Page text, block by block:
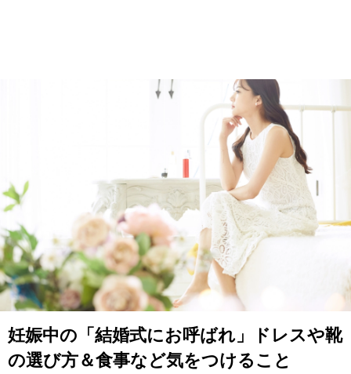
妊娠中の「結婚式にお呼ばれ」ドレスや靴
の選び方＆食事など気をつけること